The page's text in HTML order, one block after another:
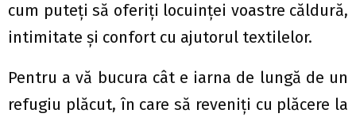
cum puteţi să oferiţi locuinţei voastre căldură,
intimitate şi confort cu ajutorul textilelor.
Pentru a vă bucura cât e iarna de lungă de un
refugiu plăcut, în care să reveniţi cu plăcere la